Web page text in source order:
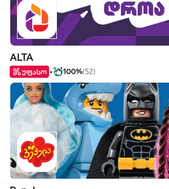
ALTA
უფასო 100%(52)